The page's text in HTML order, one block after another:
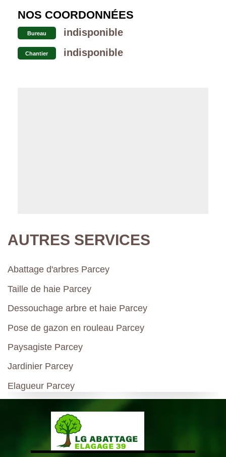
NOS COORDONNÉES
Bureau indisponible
Chantier indisponible
AUTRES SERVICES
Abattage d'arbres Parcey
Taille de haie Parcey
Dessouchage arbre et haie Parcey
Pose de gazon en rouleau Parcey
Paysagiste Parcey
Jardinier Parcey
Elagueur Parcey